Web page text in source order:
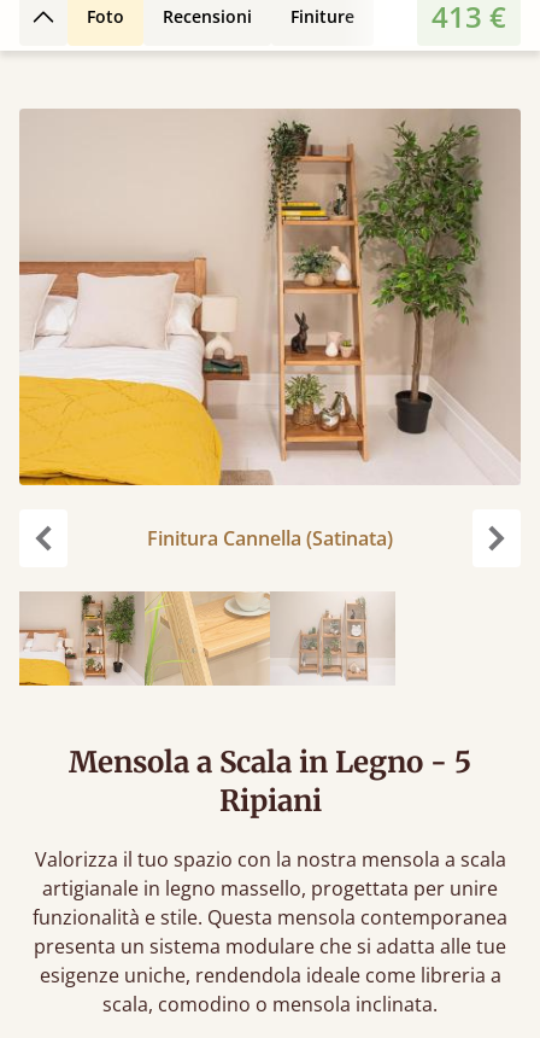
Torna suFoto Recensioni Finiture 413 €
Finitura Cannella (Satinata)
Mensola a Scala in Legno - 5
Ripiani
Valorizza il tuo spazio con la nostra mensola a scala
artigianale in legno massello, progettata per unire
funzionalità e stile. Questa mensola contemporanea
presenta un sistema modulare che si adatta alle tue
esigenze uniche, rendendola ideale come libreria a
scala, comodino o mensola inclinata.